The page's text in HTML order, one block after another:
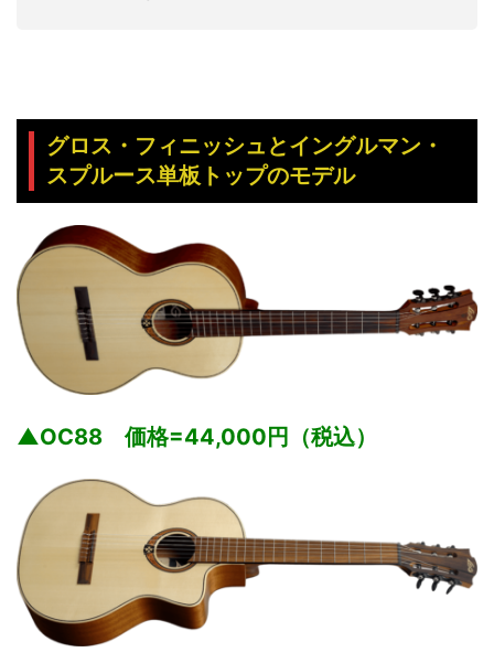
グロス・フィニッシュとイングルマン・
スプルース単板トップのモデル
▲OC88 価格=44,000円（税込）